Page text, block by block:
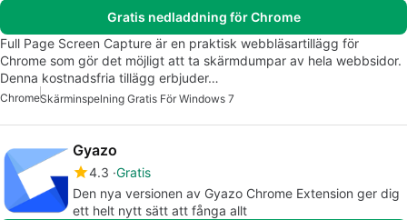
Gratis nedladdning för Chrome
Full Page Screen Capture är en praktisk webbläsartillägg för
Chrome som gör det möjligt att ta skärmdumpar av hela webbsidor.
Denna kostnadsfria tillägg erbjuder…
ChromeSkärminspelning Gratis För Windows 7
Gyazo
4.3 Gratis
Den nya versionen av Gyazo Chrome Extension ger dig
ett helt nytt sätt att fånga allt